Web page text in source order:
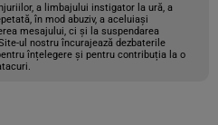
a limbajului instigator la ură, a
în mod abuziv, a aceluiași
mesajului, ci și la suspendarea
ul nostru încurajează dezbaterile
înțelegere și pentru contribuția la o